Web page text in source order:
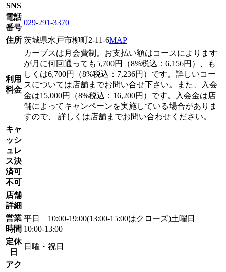
SNS
電話
番号
029-291-3370
住所 茨城県水戸市柳町2-11-6MAP
利用
料金
カーブスは月会費制。お支払い額はコースによります
が月に何回通っても5,700円（8%税込：6,156円）、も
しくは6,700円（8%税込：7,236円）です。詳しいコー
スについては店舗までお問い合せ下さい。また、入会
金は15,000円（8%税込：16,200円）です。入会金は店
舗によってキャンペーンを実施している場合がありま
すので、 詳しくは店舗までお問い合わせください。
キャ
ッシ
ュレ
ス決
済可
不可
店舗
詳細
営業
時間
平日 10:00-19:00(13:00-15:00はクローズ)土曜日
10:00-13:00
定休
日
日曜・祝日
アク